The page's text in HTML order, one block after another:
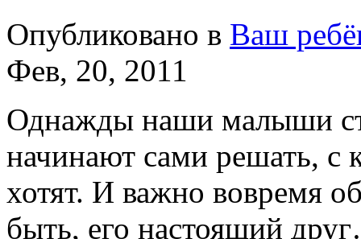
Опубликовано в Ваш
Фев, 20, 2011
Однажды наши малыши
начинают сами решать, с
хотят. И важно вовремя
быть, его настоящий